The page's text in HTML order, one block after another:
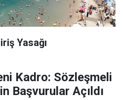
Yasağı
Kadro: Sözleşmeli
Başvurular Açıldı